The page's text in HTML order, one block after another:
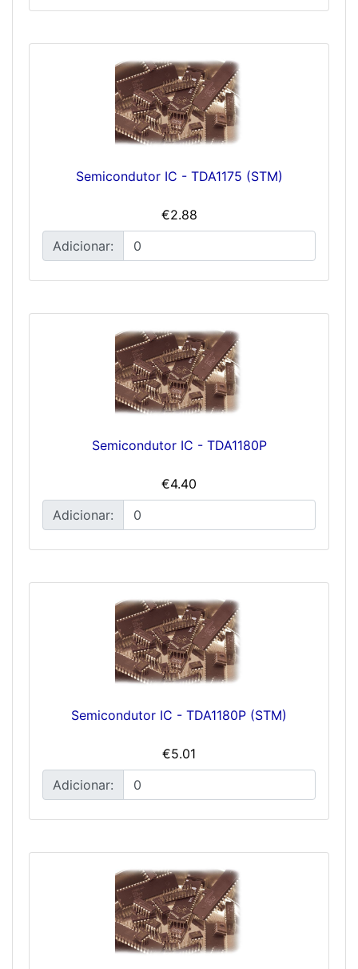
Semicondutor IC - TDA1175 (STM)
€2.88
Adicionar:
Semicondutor IC - TDA1180P
€4.40
Adicionar:
Semicondutor IC - TDA1180P (STM)
€5.01
Adicionar: